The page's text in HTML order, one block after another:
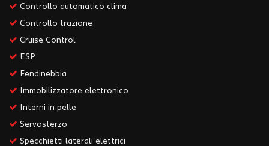
Controllo automatico clima
Controllo trazione
Cruise Control
ESP
Fendinebbia
Immobilizzatore elettronico
Interni in pelle
Servosterzo
Specchietti laterali elettrici